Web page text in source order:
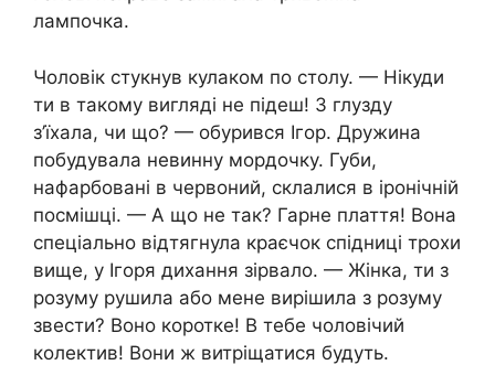
лампочка.
Чоловік стукнув кулаком по столу. — Нікуди
ти в такому вигляді не підеш! З глузду
з’їхала, чи що? — обурився Ігор. Дружина
побудувала невинну мордочку. Губи,
нафарбовані в червоний, склалися в іронічній
посмішці. — А що не так? Гарне плаття! Вона
спеціально відтягнула краєчок спідниці трохи
вище, у Ігоря дихання зірвало. — Жінка, ти з
розуму рушила або мене вирішила з розуму
звести? Воно коротке! В тебе чоловічий
колектив! Вони ж витріщатися будуть.